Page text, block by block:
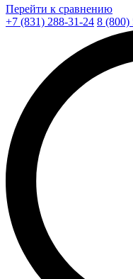
Перейти к сравнению
+7 (831) 288-31-24 8 (800)